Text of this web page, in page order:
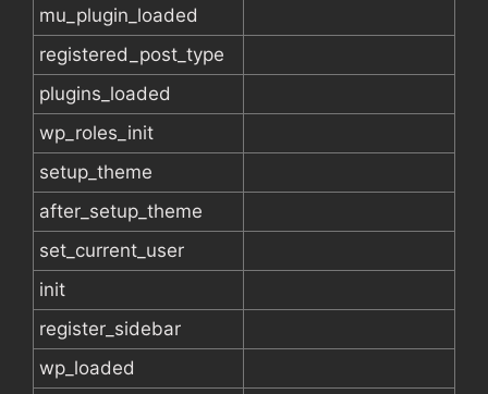
mu_plugin_loaded
registered_post_type
plugins_loaded
wp_roles_init
setup_theme
after_setup_theme
set_current_user
init
register_sidebar
wp_loaded